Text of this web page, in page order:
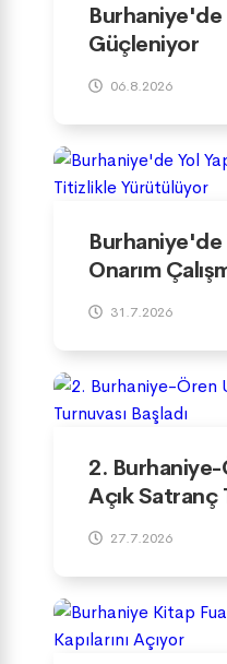
Burhaniye'de
Güçleniyor
06.8.2026
Burhaniye'de
Onarım
Yürütülüyor
31.7.2026
2. Burhaniye-
Açık Satranç
27.7.2026